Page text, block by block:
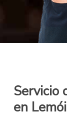
Servicio
en